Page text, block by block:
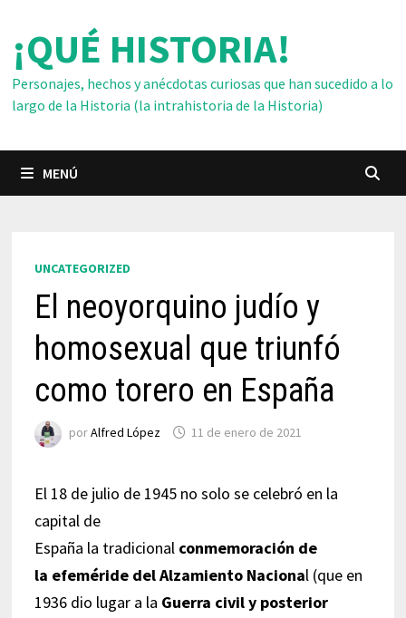
contenido
¡QUÉ HISTORIA!
Personajes, hechos y anécdotas curiosas que han sucedido a lo
largo de la Historia (la intrahistoria de la Historia)
MENÚ
UNCATEGORIZED
El neoyorquino judío y
homosexual que triunfó
como torero en España
porAlfred López 11 de enero de 2021
El 18 de julio de 1945 no solo se celebró en la
capital de
España la tradicional conmemoración de
la efeméride del Alzamiento Nacional (que en
1936 dio lugar a la Guerra civil y posterior